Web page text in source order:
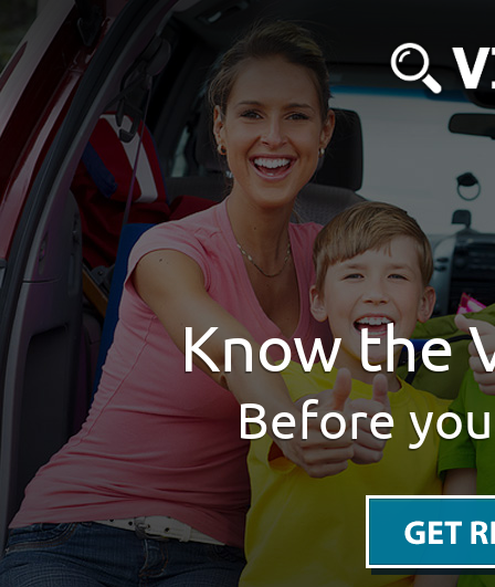
Know the
Before